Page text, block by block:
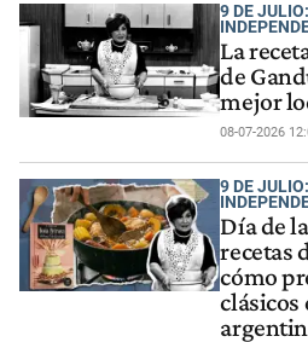
9 DE
La
de
mejor
08-07-2026
9 DE
Día de
recetas
cómo
clásicos